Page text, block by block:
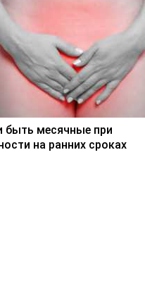
быть месячные при
на ранних сроках